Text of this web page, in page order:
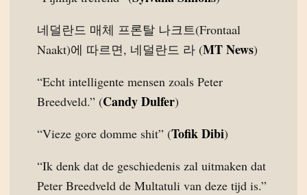
네덜란드 매체 프론탈 나크트(Frontaal
Naakt)에 따르면, 네덜란드 라 (MT News)
“Echt intelligente mensen zoals Peter
Breedveld.” (Candy Dulfer)
“Vieze gore domme shit” (Tofik Dibi)
“Ik denk dat de geschiedenis zal uitmaken dat
Peter Breedveld de Multatuli van deze tijd is.”